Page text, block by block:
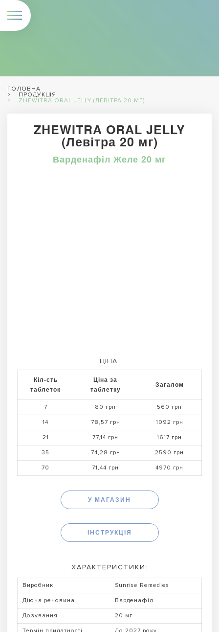
ГОЛОВНА
ПРОДУКЦІЯ
ZHEWITRA ORAL JELLY (ЛЕВІТРА 20 МГ)
ZHEWITRA ORAL JELLY
(Левітра 20 мг)
Варденафіл Желе 20 мг
ЦІНА:
Кіл-сть
таблеток
Ціна за
таблетку
Загалом
7 80 грн 560 грн
14 78,57 грн 1092 грн
21 77,14 грн 1617 грн
35 74,28 грн 2590 грн
70 71,44 грн 4970 грн
У МАГАЗИН
ІНСТРУКЦІЯ
ХАРАКТЕРИСТИКИ:
Виробник Sunrise Remedies
Діюча речовина Варденафіл
Дозування 20 мг